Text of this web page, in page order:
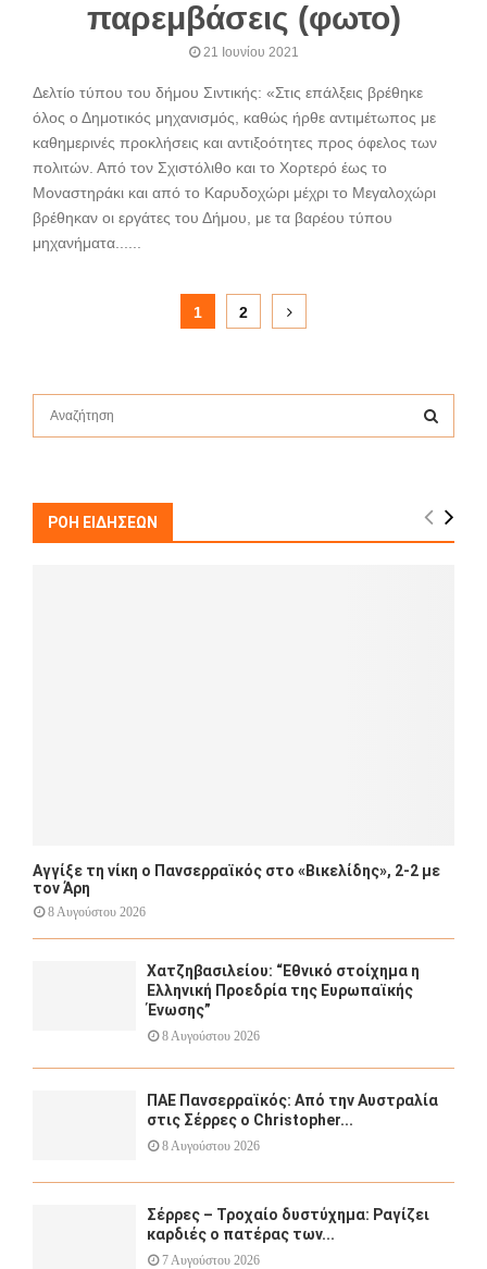
παρεμβάσεις (φωτο)
21 Ιουνίου 2021
Δελτίο τύπου του δήμου Σιντικής: «Στις επάλξεις βρέθηκε
όλος ο Δημοτικός μηχανισμός, καθώς ήρθε αντιμέτωπος με
καθημερινές προκλήσεις και αντιξοότητες προς όφελος των
πολιτών. Από τον Σχιστόλιθο και το Χορτερό έως το
Μοναστηράκι και από το Καρυδοχώρι μέχρι το Μεγαλοχώρι
βρέθηκαν οι εργάτες του Δήμου, με τα βαρέου τύπου
μηχανήματα......
Σελιδοποίηση
1 2
f
A
ΡΟΗ ΕΙΔΗΣΕΩΝ
Αγγίξε τη νίκη ο Πανσερραϊκός στο «Βικελίδης», 2-2 με
τον Άρη
8 Αυγούστου 2026
Χατζηβασιλείου: “Εθνικό στοίχημα η
Ελληνική Προεδρία της Ευρωπαϊκής
Ένωσης”
8 Αυγούστου 2026
ΠΑΕ Πανσερραϊκός: Από την Αυστραλία
στις Σέρρες ο Christopher...
8 Αυγούστου 2026
Σέρρες – Τροχαίο δυστύχημα: Ραγίζει
καρδιές ο πατέρας των...
7 Αυγούστου 2026